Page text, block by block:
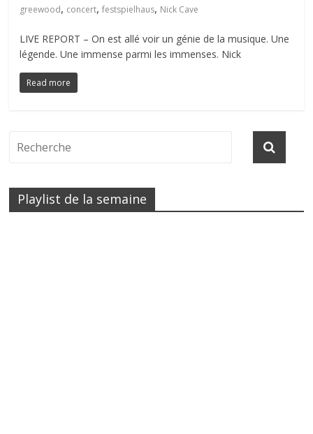
greewood, concert,festspielhaus, Nick Cave
LIVE REPORT – On est allé voir un génie de la musique. Une
légende. Une immense parmi les immenses. Nick
Read more
Playlist de la semaine